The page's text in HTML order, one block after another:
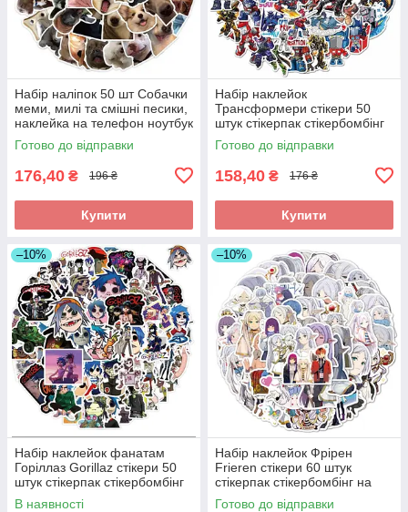
Набір наліпок 50 шт Собачки
меми, милі та смішні песики,
наклейка на телефон ноутбук
гаджети
Готово до відправки
176,40 ₴ 196 ₴
Купити
Набір наклейок
Трансформери стікери 50
штук стікерпак стікербомбінг
на ноутбук самкат гаджети
Готово до відправки
158,40 ₴ 176 ₴
Купити
–10%
Набір наклейок фанатам
Горіллаз Gorillaz стікери 50
штук стікерпак стікербомбінг
на ноутбук самокат гаджети
В наявності
–10%
Набір наклейок Фрірен
Frieren стікери 60 штук
стікерпак стікербомбінг на
ноутбук самкат гаджети
Готово до відправки